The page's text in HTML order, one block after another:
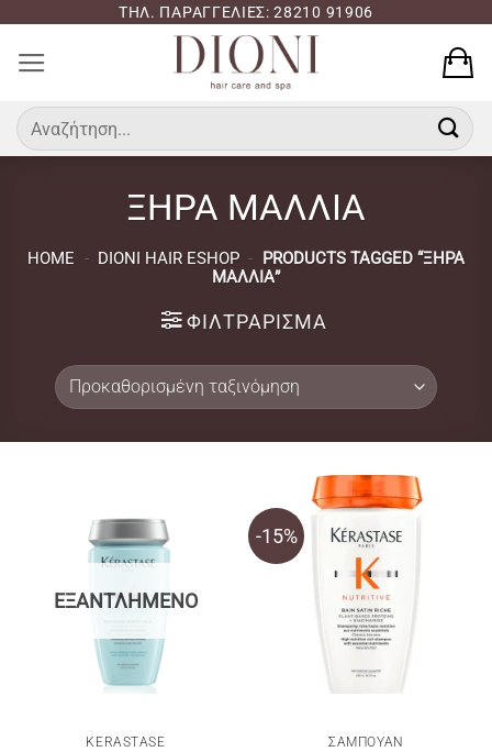
περιεχόμενο
ΤΗΛ. ΠΑΡΑΓΓΕΛΙΕΣ: 28210 91906
Αναζήτηση
για:
ΞΗΡΑ ΜΑΛΛΙΑ
HOME - DIONI HAIR ESHOP - PRODUCTS TAGGED “ΞΗΡΑ
ΜΑΛΛΙΑ”
ΦΙΛΤΡΆΡΙΣΜΑ
ΕΞΑΝΤΛΗΜΈΝΟ
KERASTASE
-15%
ΣΑΜΠΟΥΑΝ